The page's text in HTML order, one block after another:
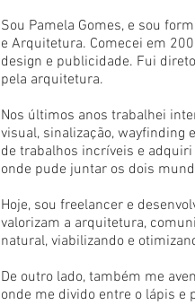
Sou Pamela Gomes, e sou
e Arquitetura. Comecei em
design e publicidade. Fui
pela arquitetura.
Nos últimos anos trabalhei
visual, sinalização, wayfinding
de trabalhos incríveis e
onde pude juntar os dois
Hoje, sou freelancer e
valorizam a arquitetura,
natural, viabilizando e
De outro lado, também me
onde me divido entre o lápis e